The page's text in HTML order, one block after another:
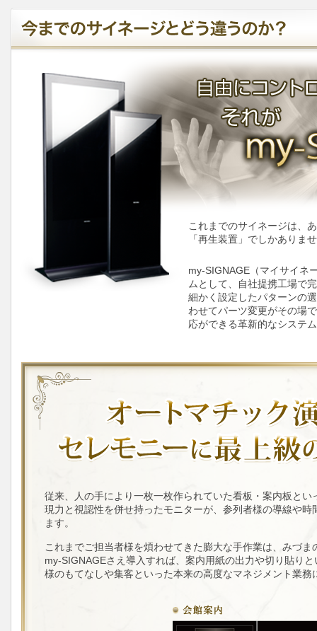
これまでのサイネージは、
「再生装置」でしかありま
my-SIGNAGE（マイサイネ
ムとして、自社提携工場で
細かく設定したパターンの
わせてパーツ変更がその場
応ができる革新的なシステ
従来、人の手により一枚一枚作られていた看板・案内板と
現力と視認性を併せ持ったモニターが、参列者様の導線や
ます。
これまでご担当者様を煩わせてきた膨大な手作業は、みづ
my-SIGNAGEさえ導入すれば、案内用紙の出力や切り貼り
様のもてなしや集客といった本来の高度なマネジメント業